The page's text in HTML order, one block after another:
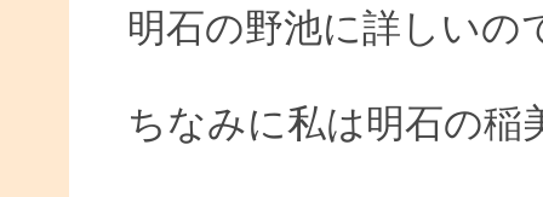
明石の野池に詳しいの
ちなみに私は明石の稲